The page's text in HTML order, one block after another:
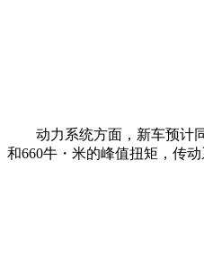
动力系统方面，新车预计同
和660牛・米的峰值扭矩，传